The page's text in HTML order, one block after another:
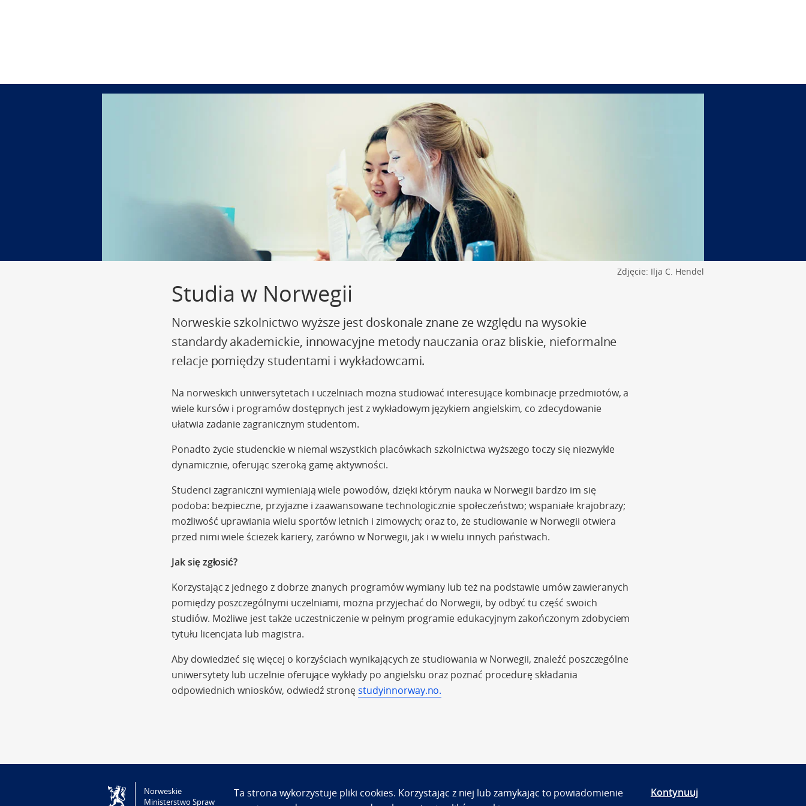
Zdjęcie: Ilja C. Hendel
Studia w Norwegii
Norweskie szkolnictwo wyższe jest doskonale znane ze względu na wysokie
standardy akademickie, innowacyjne metody nauczania oraz bliskie, nieformalne
relacje pomiędzy studentami i wykładowcami.
Na norweskich uniwersytetach i uczelniach można studiować interesujące kombinacje przedmiotów, a
wiele kursów i programów dostępnych jest z wykładowym językiem angielskim, co zdecydowanie
ułatwia zadanie zagranicznym studentom.
Ponadto życie studenckie w niemal wszystkich placówkach szkolnictwa wyższego toczy się niezwykle
dynamicznie, oferując szeroką gamę aktywności.
Studenci zagraniczni wymieniają wiele powodów, dzięki którym nauka w Norwegii bardzo im się
podoba: bezpieczne, przyjazne i zaawansowane technologicznie społeczeństwo; wspaniałe krajobrazy;
możliwość uprawiania wielu sportów letnich i zimowych; oraz to, że studiowanie w Norwegii otwiera
przed nimi wiele ścieżek kariery, zarówno w Norwegii, jak i w wielu innych państwach.
Jak się zgłosić?
Korzystając z jednego z dobrze znanych programów wymiany lub też na podstawie umów zawieranych
pomiędzy poszczególnymi uczelniami, można przyjechać do Norwegii, by odbyć tu część swoich
studiów. Możliwe jest także uczestniczenie w pełnym programie edukacyjnym zakończonym zdobyciem
tytułu licencjata lub magistra.
Aby dowiedzieć się więcej o korzyściach wynikających ze studiowania w Norwegii, znaleźć poszczególne
uniwersytety lub uczelnie oferujące wykłady po angielsku oraz poznać procedurę składania
odpowiednich wniosków, odwiedź stronęstudyinnorway.no.
Norweskie
Ministerstwo Spraw
Ta strona wykorzystuje pliki cookies. Korzystając z niej lub zamykając to powiadomienie
Kontynuuj